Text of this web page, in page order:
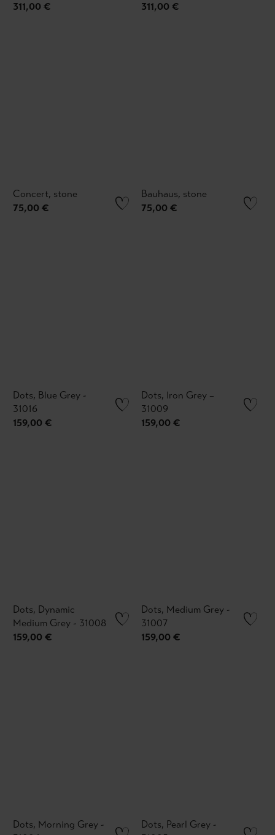
311,00 €
311,00 €
Concert, stone
75,00 €
Bauhaus, stone
75,00 €
Dots, Blue Grey -
31016
159,00 €
Dots, Iron Grey –
31009
159,00 €
Dots, Dynamic
Medium Grey - 31008
159,00 €
Dots, Medium Grey -
31007
159,00 €
Dots, Morning Grey -
Dots, Pearl Grey -